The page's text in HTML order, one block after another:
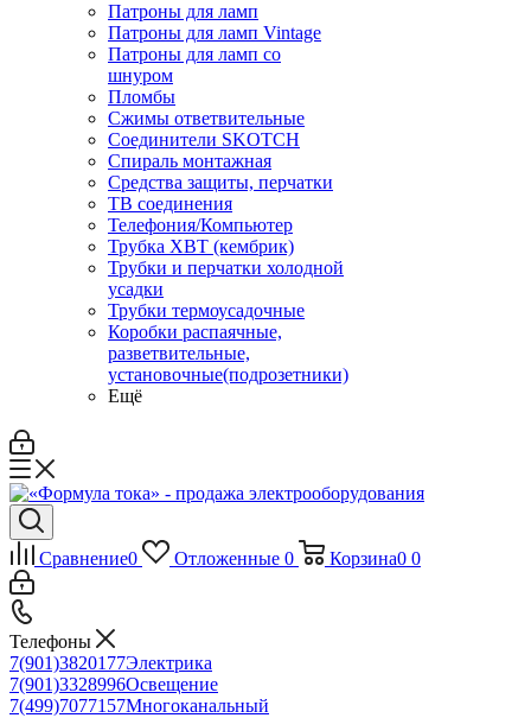
Патроны для ламп
Патроны для ламп Vintage
Патроны для ламп со
шнуром
Пломбы
Сжимы ответвительные
Соединители SKOTCH
Спираль монтажная
Средства защиты, перчатки
ТВ соединения
Телефония/Компьютер
Трубка ХВТ (кембрик)
Трубки и перчатки холодной
усадки
Трубки термоусадочные
Коробки распаячные,
разветвительные,
установочные(подрозетники)
Ещё
Сравнение0 Отложенные 0 Корзина0 0
Телефоны
7(901)3820177Электрика
7(901)3328996Освещение
7(499)7077157Многоканальный